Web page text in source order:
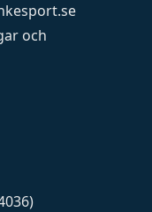
och